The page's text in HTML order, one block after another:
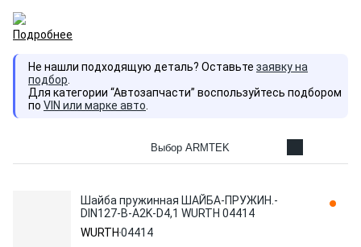
Подробнее
Не нашли подходящую деталь? Оставьте заявку на
подбор
Для категории “Автозапчасти” воспользуйтесь подбором
по VIN или марке авто
Выбор ARMTEK
Шайба пружинная ШАЙБА-ПРУЖИН.-
DIN127-B-A2K-D4,1 WURTH 04414
WURTH 04414